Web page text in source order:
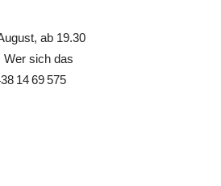
ab 19.30
Wer sich das
14 69 575